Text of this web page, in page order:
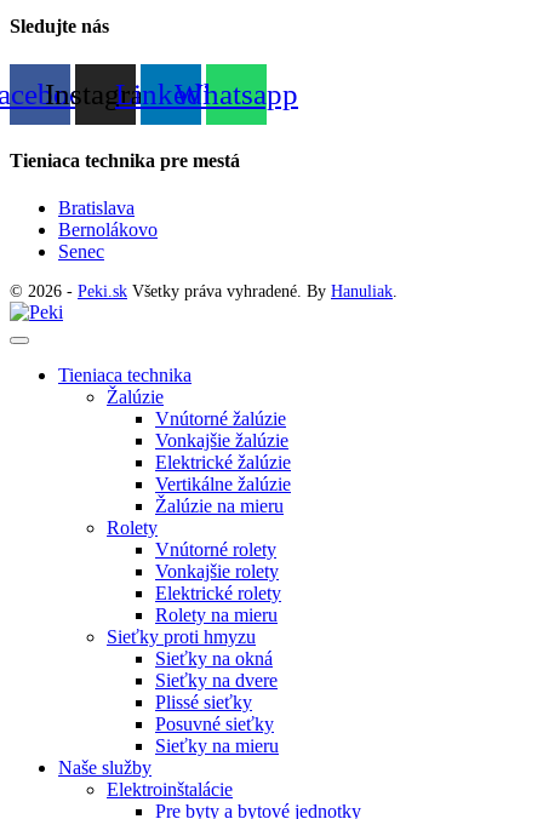
Sledujte nás
InstagramLinkedinWhatsapp
Tieniaca technika pre mestá
Bratislava
Bernolákovo
Senec
© 2026 - Peki.sk Všetky práva vyhradené. By Hanuliak.
Tieniaca technika
Žalúzie
Vnútorné žalúzie
Vonkajšie žalúzie
Elektrické žalúzie
Vertikálne žalúzie
Žalúzie na mieru
Rolety
Vnútorné rolety
Vonkajšie rolety
Elektrické rolety
Rolety na mieru
Sieťky proti hmyzu
Sieťky na okná
Sieťky na dvere
Plissé sieťky
Posuvné sieťky
Sieťky na mieru
Naše služby
Elektroinštalácie
Pre byty a bytové jednotky